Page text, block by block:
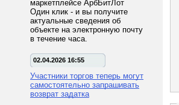
маркетплейсе АрбБитЛот
Один клик - и вы получите
актуальные сведения об
объекте на электронную почту
в течение часа.
02.04.2026 16:55
Участники торгов теперь могут
самостоятельно запрашивать
возврат задатка